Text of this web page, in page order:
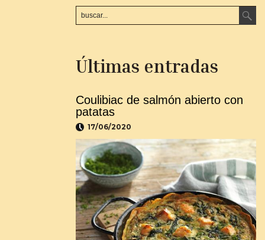
Últimas entradas
Coulibiac de salmón abierto con
patatas
17/06/2020